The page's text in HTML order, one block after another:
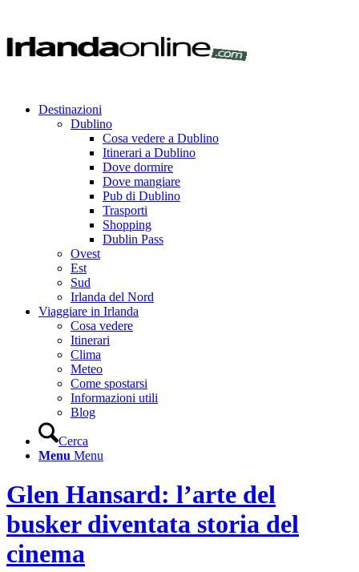
Destinazioni
Dublino
Cosa vedere a Dublino
Itinerari a Dublino
Dove dormire
Dove mangiare
Pub di Dublino
Trasporti
Shopping
Dublin Pass
Ovest
Est
Sud
Irlanda del Nord
Viaggiare in Irlanda
Cosa vedere
Itinerari
Clima
Meteo
Come spostarsi
Informazioni utili
Blog
Cerca
Menu Menu
Glen Hansard: l’arte del
busker diventata storia del
cinema